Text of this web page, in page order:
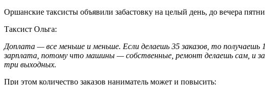
Оршанские таксисты объявили забастовку на целый день, до вечера
Таксист Ольга:
Доплата — все меньше и меньше. Если делаешь 35 заказов, то
зарплата, потому что машины — собственные, ремонт делаешь сам, и
три выходных.
При этом количество заказов наниматель может и повысить: